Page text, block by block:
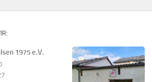
1975 e.V.